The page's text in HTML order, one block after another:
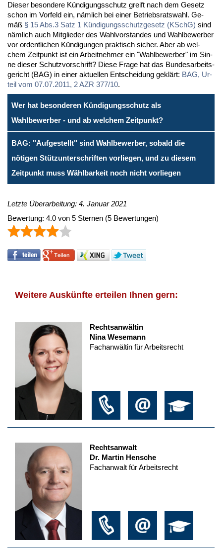
Die­ser be­son­de­re Kün­di­gungs­schutz greift nach dem Ge­setz
schon im Vor­feld ein, näm­lich bei ei­ner Be­triebs­rats­wahl. Ge­
mäß § 15 Abs.3 Satz 1 Kün­di­gungs­schutz­ge­setz (KSchG) sind
näm­lich auch Mit­glie­der des Wahl­vor­stan­des und Wahl­be­wer­ber
vor or­dent­li­chen Kün­di­gun­gen prak­tisch si­cher. Aber ab wel­
chem Zeit­punkt ist ein Ar­beit­neh­mer ein "Wahl­be­wer­ber" im Sin­
ne die­ser Schutz­vor­schrift? Die­se Fra­ge hat das Bun­des­ar­beits­
ge­richt (BAG) in ei­ner ak­tu­el­len Ent­schei­dung ge­klärt: BAG, Ur­
teil vom 07.07.2011, 2 AZR 377/10.
Wer hat besonderen Kündigungsschutz als
Wahlbewerber - und ab welchem Zeitpunkt?
BAG: "Aufgestellt" sind Wahlbewerber, sobald die
nötigen Stützunterschriften vorliegen, und zu diesem
Zeitpunkt muss Wählbarkeit noch nicht vorliegen
Letzte Überarbeitung: 4. Januar 2021
Bewertung: 4.0 von 5 Sternen (5 Bewertungen)
Weitere Auskünfte erteilen Ihnen gern:
Rechtsanwältin
Nina Wesemann
Fachanwältin für Arbeitsrecht
Rechtsanwalt
Dr. Martin Hensche
Fachanwalt für Arbeitsrecht